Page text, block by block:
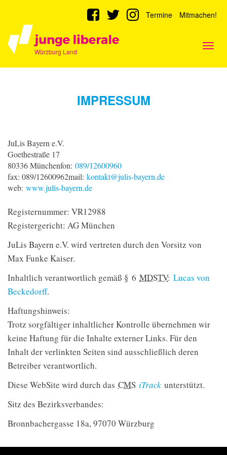
Würzburg Land
Termine Mitmachen!
IMPRESSUM
JuLis Bayern e.V.
Goethestraße 17
80336 Münchenfon: 089/12600960
fax: 089/12600962mail: kontakt@julis-bayern.de
web: www.julis-bayern.de
Registernummer: VR12988
Registergericht: AG München
JuLis Bayern e.V. wird vertreten durch den Vorsitz von
Max Funke Kaiser.
Inhaltlich verantwortlich gemäß § 6 MDSTV: Lucas von
Beckedorff.
Haftungshinweis:
Trotz sorgfältiger inhaltlicher Kontrolle übernehmen wir
keine Haftung für die Inhalte externer Links. Für den
Inhalt der verlinkten Seiten sind ausschließlich deren
Betreiber verantwortlich.
Diese WebSite wird durch das CMS iTrack unterstützt.
Sitz des Bezirksverbandes:
Bronnbachergasse 18a, 97070 Würzburg